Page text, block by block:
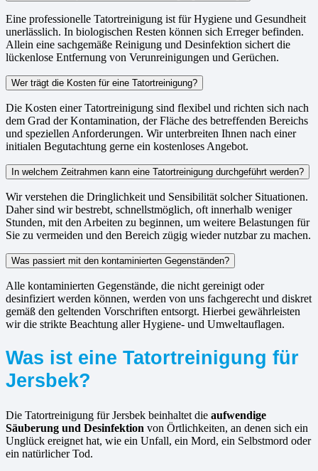
Eine professionelle Tatortreinigung ist für Hygiene und Gesundheit
unerlässlich. In biologischen Resten können sich Erreger befinden.
Allein eine sachgemäße Reinigung und Desinfektion sichert die
lückenlose Entfernung von Verunreinigungen und Gerüchen.
Wer trägt die Kosten für eine Tatortreinigung?
Die Kosten einer Tatortreinigung sind flexibel und richten sich nach
dem Grad der Kontamination, der Fläche des betreffenden Bereichs
und speziellen Anforderungen. Wir unterbreiten Ihnen nach einer
initialen Begutachtung gerne ein kostenloses Angebot.
In welchem Zeitrahmen kann eine Tatortreinigung durchgeführt werden?
Wir verstehen die Dringlichkeit und Sensibilität solcher Situationen.
Daher sind wir bestrebt, schnellstmöglich, oft innerhalb weniger
Stunden, mit den Arbeiten zu beginnen, um weitere Belastungen für
Sie zu vermeiden und den Bereich zügig wieder nutzbar zu machen.
Was passiert mit den kontaminierten Gegenständen?
Alle kontaminierten Gegenstände, die nicht gereinigt oder
desinfiziert werden können, werden von uns fachgerecht und diskret
gemäß den geltenden Vorschriften entsorgt. Hierbei gewährleisten
wir die strikte Beachtung aller Hygiene- und Umweltauflagen.
Was ist eine Tatortreinigung für
Jersbek?
Die Tatortreinigung für Jersbek beinhaltet die aufwendige
Säuberung und Desinfektion von Örtlichkeiten, an denen sich ein
Unglück ereignet hat, wie ein Unfall, ein Mord, ein Selbstmord oder
ein natürlicher Tod.